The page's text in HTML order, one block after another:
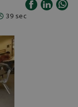
39 sec